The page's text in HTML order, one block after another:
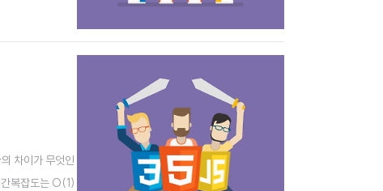
차이가 무엇인
복잡도는 O(1)